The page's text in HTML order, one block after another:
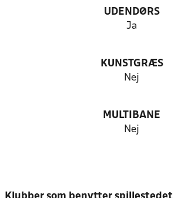
UDENDØRS
Ja
KUNSTGRÆS
Nej
MULTIBANE
Nej